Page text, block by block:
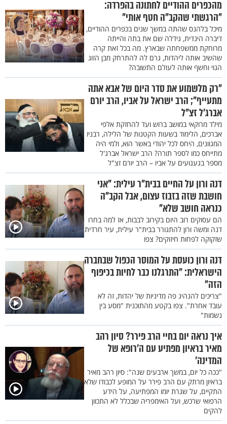
מהכפרים ההודיים לחתונה בהפרדה:
"הרגשתי שהקב"ה חטף אותי"
מיכל בלהנס שהתה במשך שנים בכפרים ההודיים,
דיברה הינדית, גידלה שם את בתה והייתה
מרוחקת ממשפחתה שבארץ. מה בכל זאת קרה
שהשיב אותה ליהדות, גרם לה להתרחק מבן הזוג
הגוי וחשף אותה לעולם התשובה?
"רק מלשמוע את סדר היום של אבא אתה
מתעייף"; הרב ישראל על אביו, הרב יורם
אברג’ל זצ"ל
מילד מרוקאי במושב ברוש ועד להחזקת אלפי
אברכים, הלימוד בשעות הקטנות של הלילה, רבניו
המגוונים, היחס לכל יהודי באשר הוא, ולמי היה
מתייחס כמו לספר תורה? הרב ישראל אברג'ל
מספר בגעגועים על אביו – הרב יורם זצ"ל
דנה ורון על החיים בבית"ר עילית: "אני
חושבת שזה בזבוז עצום, אבל הקב"ה
כנראה חושב שלא"
הם עסוקים רוב היום בקירוב לבבות, אז למה בחרו
דנה ומשה ורון להתגורר בבית"ר עילית, עיר חרדית
שזקוקה לפחות חיזוקים? צפו
דנה ורון כועסת על המוסר הכפול שבחברה
הישראלית: "התרגלנו כבר לחיות בכיפוף
הזה"
"צריכים להנהיג פה מדיניות של יהדות, זה לא
עובד אחרת". צפו בקטע מהתוכנית "מסע בין
נשמות"
איך נראה יום בחיי הרב פירר? סיון רהב
מאיר בראיון מפתיע עם ה’רופא של
המדינה’
"ככה כל יום, במשך ארבעים שנה": סיון רהב מאיר
בראיון מרתק עם הרב פירר על המופע לכבודו שלא
התקיים, על שגרת יומו המפתיעה, על הידע
הרפואי שרכש, ועל האימפריה שבכלל לא התכוון
להקים